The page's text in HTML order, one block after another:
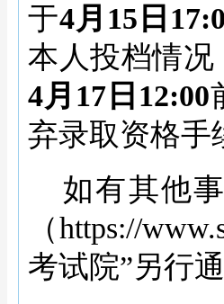
于4月15日
本人投档情
4月17日12:00
弃录取资格手
如有其他
（https://
考试院”另行